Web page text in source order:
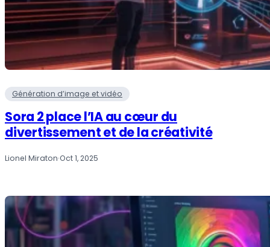
Génération d’image et vidéo
Sora 2 place l’IA au cœur du
divertissement et de la créativité
Lionel Miraton·Oct 1, 2025